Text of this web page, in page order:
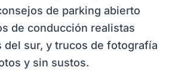
de parking abierto
de conducción realistas
del sur, y trucos de fotografía
y sin sustos.